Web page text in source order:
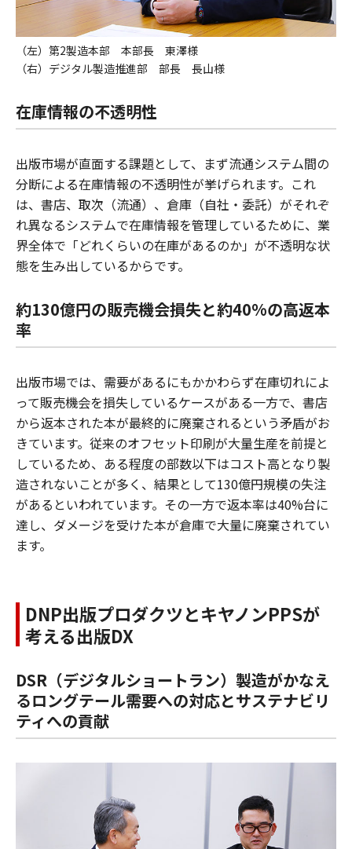
（左）第2製造本部 本部長 東澤様
（右）デジタル製造推進部 部長 長山様
在庫情報の不透明性
出版市場が直面する課題として、まず流通システム間の
分断による在庫情報の不透明性が挙げられます。これ
は、書店、取次（流通）、倉庫（自社・委託）がそれぞ
れ異なるシステムで在庫情報を管理しているために、業
界全体で「どれくらいの在庫があるのか」が不透明な状
態を生み出しているからです。
約130億円の販売機会損失と約40%の高返本
率
出版市場では、需要があるにもかかわらず在庫切れによ
って販売機会を損失しているケースがある一方で、書店
から返本された本が最終的に廃棄されるという矛盾がお
きています。従来のオフセット印刷が大量生産を前提と
しているため、ある程度の部数以下はコスト高となり製
造されないことが多く、結果として130億円規模の失注
があるといわれています。その一方で返本率は40%台に
達し、ダメージを受けた本が倉庫で大量に廃棄されてい
ます。
DNP出版プロダクツとキヤノンPPSが
考える出版DX
DSR（デジタルショートラン）製造がかなえ
るロングテール需要への対応とサステナビリ
ティへの貢献